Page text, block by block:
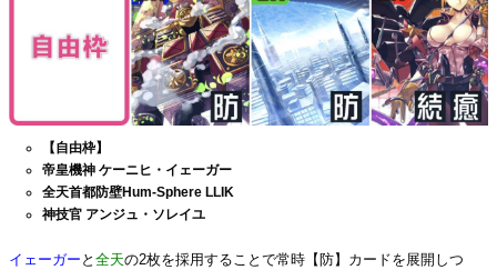
【自由枠】
帝皇機神 ケーニヒ・イェーガー
全天首都防壁Hum-Sphere LLIK
神技官 アンジュ・ソレイユ
イェーガー と 全天の2枚を採用することで常時【防】カードを展開しつ